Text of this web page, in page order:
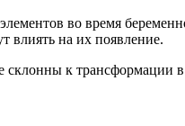
во время
влиять на их появление.
к трансформации в